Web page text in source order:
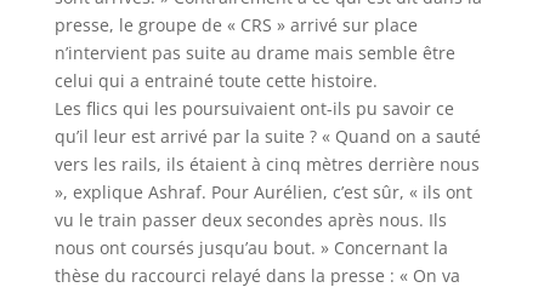
presse, le groupe de « CRS » arrivé sur place
n’intervient pas suite au drame mais semble être
celui qui a entrainé toute cette histoire.
Les flics qui les poursuivaient ont-ils pu savoir ce
qu’il leur est arrivé par la suite ? « Quand on a sauté
vers les rails, ils étaient à cinq mètres derrière nous
», explique Ashraf. Pour Aurélien, c’est sûr, « ils ont
vu le train passer deux secondes après nous. Ils
nous ont coursés jusqu’au bout. » Concernant la
thèse du raccourci relayé dans la presse : « On va